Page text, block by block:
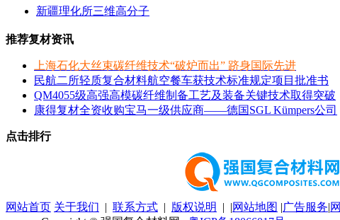
新疆理化所三维高分子
推荐复材资讯
上海石化大丝束碳纤维技术“破炉而出” 跻身国际先进
民航二所轻质复合材料航空餐车获技术标准规定项目批准书
QM4055级高强高模碳纤维制备工艺及装备关键技术取得突破
康得复材全资收购宝马一级供应商——德国SGL Kümpers公司
点击排行
网站首页 关于我们 | 联系方式 | 版权说明 | |网站地图 |广告服务|